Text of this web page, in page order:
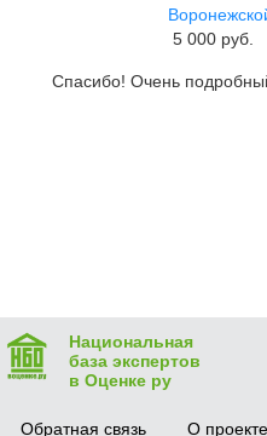
5 000 руб.
Спасибо! Очень
Национальная
база экспертов
в Оценке ру
Обратная связь О проекте